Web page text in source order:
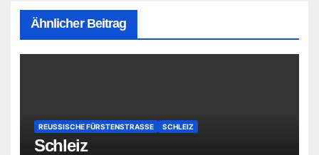
Ähnlicher Beitrag
REUSSISCHE FÜRSTENSTRASSE SCHLEIZ
Schleiz